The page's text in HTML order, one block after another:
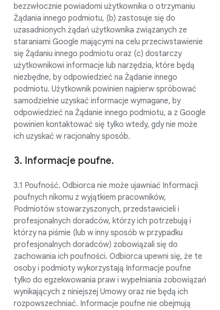
bezzwłocznie powiadomi użytkownika o otrzymaniu
Żądania innego podmiotu, (b) zastosuje się do
uzasadnionych żądań użytkownika związanych ze
staraniami Google mającymi na celu przeciwstawienie
się Żądaniu innego podmiotu oraz (c) dostarczy
użytkownikowi informacje lub narzędzia, które będą
niezbędne, by odpowiedzieć na Żądanie innego
podmiotu. Użytkownik powinien najpierw spróbować
samodzielnie uzyskać informacje wymagane, by
odpowiedzieć na Żądanie innego podmiotu, a z Google
powinien kontaktować się tylko wtedy, gdy nie może
ich uzyskać w racjonalny sposób.
3. Informacje poufne.
3.1 Poufność. Odbiorca nie może ujawniać Informacji
poufnych nikomu z wyjątkiem pracowników,
Podmiotów stowarzyszonych, przedstawicieli i
profesjonalnych doradców, którzy ich potrzebują i
którzy na piśmie (lub w inny sposób w przypadku
profesjonalnych doradców) zobowiązali się do
zachowania ich poufności. Odbiorca upewni się, że te
osoby i podmioty wykorzystają Informacje poufne
tylko do egzekwowania praw i wypełniania zobowiązań
wynikających z niniejszej Umowy oraz nie będą ich
rozpowszechniać. Informacje poufne nie obejmują